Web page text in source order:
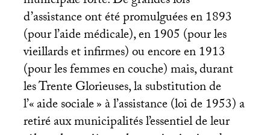
d’assistance ont été promulguées en 1893
(pour l’aide médicale), en 1905 (pour les
vieillards et infirmes) ou encore en 1913
(pour les femmes en couche) mais, durant
les Trente Glorieuses, la substitution de
l’«aide sociale» à l’assistance (loi de 1953) a
retiré aux municipalités l’essentiel de leur